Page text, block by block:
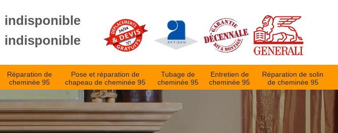
indisponible
indisponible
Réparation de
cheminée 95
Pose et réparation de
chapeau de cheminée 95
Tubage de
cheminée 95
Entretien de
cheminée 95
Réparation de solin
de cheminée 95